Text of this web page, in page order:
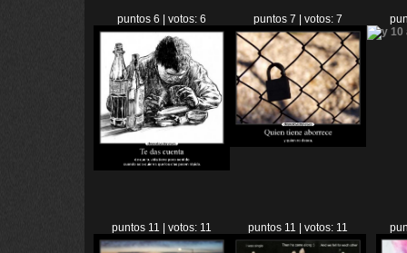
puntos 6 | votos: 6 puntos 7 | votos: 7
puntos 11 | votos: 11 puntos 11 | votos: 11